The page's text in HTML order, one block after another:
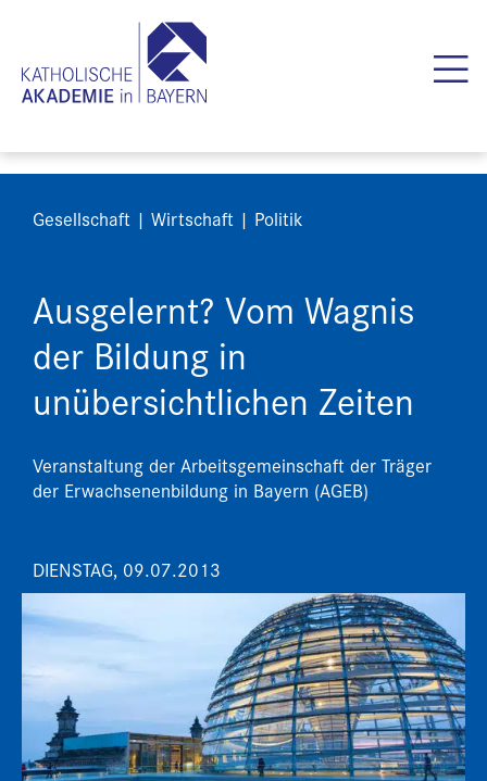
Gesellschaft | Wirtschaft | Politik
Ausgelernt? Vom Wagnis
der Bildung in
unübersichtlichen Zeiten
Veranstaltung der Arbeitsgemeinschaft der Träger
der Erwachsenenbildung in Bayern (AGEB)
DIENSTAG, 09.07.2013